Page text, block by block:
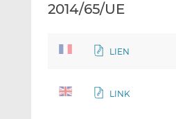
2014/65/UE
LIEN
LINK